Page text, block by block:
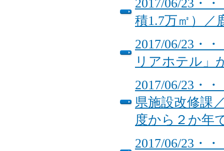
2017/06/23・
積1.7万㎡）／
2017/06/23・
リアホテル
2017/06/23・
県施設改修課
度から２か年
2017/06/23・